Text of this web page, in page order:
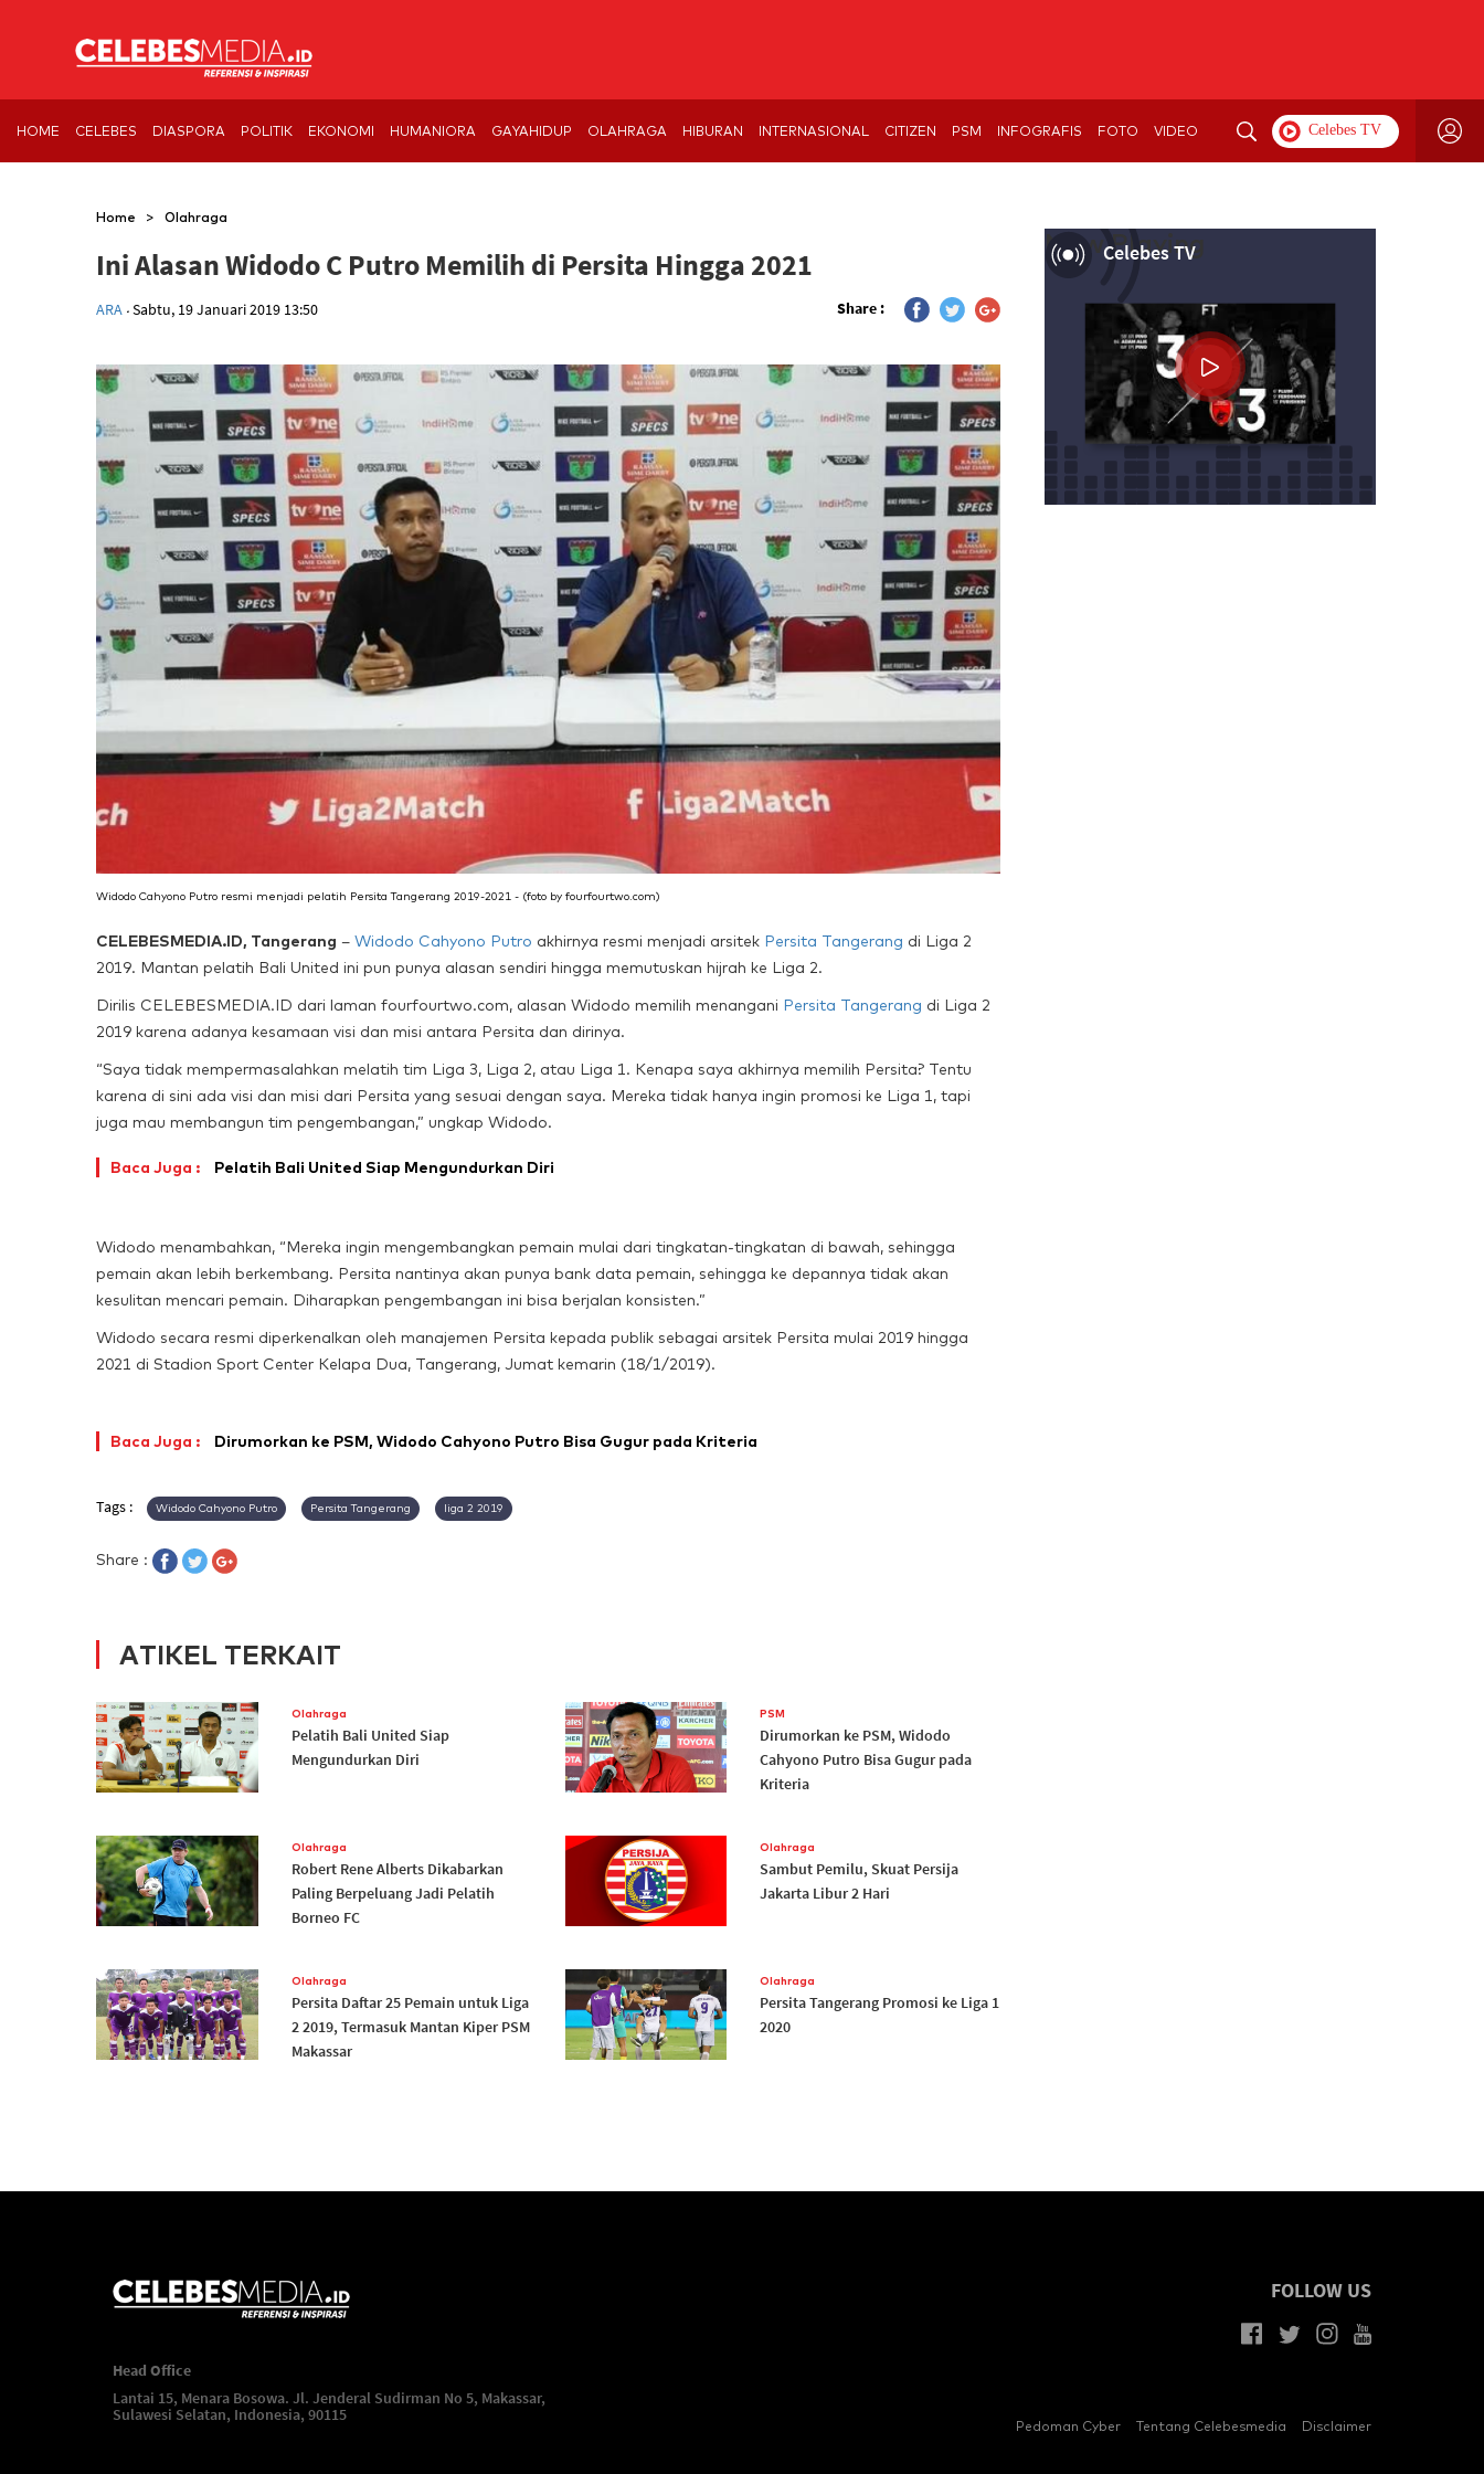
HOME CELEBES DIASPORA POLITIK EKONOMI HUMANIORA GAYAHIDUP OLAHRAGA HIBURAN INTERNASIONAL CITIZEN PSM INFOGRAFIS FOTO VIDEO
Home > Olahraga
Ini Alasan Widodo C Putro Memilih di Persita Hingga 2021
ARA .Sabtu, 19 Januari 2019 13:50 Share :
Widodo Cahyono Putro resmi menjadi pelatih Persita Tangerang 2019-2021 - (foto by fourfourtwo.com)
CELEBESMEDIA.ID, Tangerang – Widodo Cahyono Putro akhirnya resmi menjadi arsitek Persita Tangerang di Liga 2
2019. Mantan pelatih Bali United ini pun punya alasan sendiri hingga memutuskan hijrah ke Liga 2.
Dirilis CELEBESMEDIA.ID dari laman fourfourtwo.com, alasan Widodo memilih menangani Persita Tangerang di Liga 2
2019 karena adanya kesamaan visi dan misi antara Persita dan dirinya.
“Saya tidak mempermasalahkan melatih tim Liga 3, Liga 2, atau Liga 1. Kenapa saya akhirnya memilih Persita? Tentu
karena di sini ada visi dan misi dari Persita yang sesuai dengan saya. Mereka tidak hanya ingin promosi ke Liga 1, tapi
juga mau membangun tim pengembangan,” ungkap Widodo.
Baca Juga : Pelatih Bali United Siap Mengundurkan Diri
Widodo menambahkan, “Mereka ingin mengembangkan pemain mulai dari tingkatan-tingkatan di bawah, sehingga
pemain akan lebih berkembang. Persita nantinya akan punya bank data pemain, sehingga ke depannya tidak akan
kesulitan mencari pemain. Diharapkan pengembangan ini bisa berjalan konsisten.”
Widodo secara resmi diperkenalkan oleh manajemen Persita kepada publik sebagai arsitek Persita mulai 2019 hingga
2021 di Stadion Sport Center Kelapa Dua, Tangerang, Jumat kemarin (18/1/2019).
Baca Juga : Dirumorkan ke PSM, Widodo Cahyono Putro Bisa Gugur pada Kriteria
Tags : Widodo Cahyono Putro Persita Tangerang liga 2 2019
Share :
ATIKEL TERKAIT
Olahraga
Pelatih Bali United Siap
Mengundurkan Diri
PSM
Dirumorkan ke PSM, Widodo
Cahyono Putro Bisa Gugur pada
Kriteria
Olahraga
Robert Rene Alberts Dikabarkan
Paling Berpeluang Jadi Pelatih
Borneo FC
Olahraga
Sambut Pemilu, Skuat Persija
Jakarta Libur 2 Hari
Olahraga
Persita Daftar 25 Pemain untuk Liga
2 2019, Termasuk Mantan Kiper PSM
Makassar
Olahraga
Persita Tangerang Promosi ke Liga 1
2020
Celebes TV
Now Playing
Head Office
Lantai 15, Menara Bosowa. Jl. Jenderal Sudirman No 5, Makassar,
Sulawesi Selatan, Indonesia, 90115
FOLLOW US
Pedoman Cyber Tentang Celebesmedia Disclaimer